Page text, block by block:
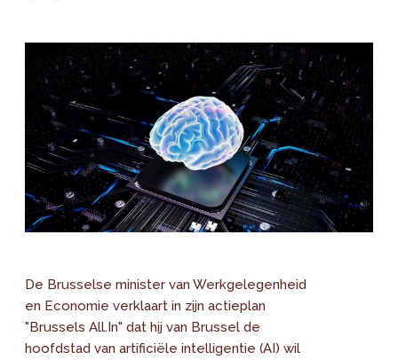
De Brusselse minister van Werkgelegenheid
en Economie verklaart in zijn actieplan
"Brussels All.In" dat hij van Brussel de
hoofdstad van artificiële intelligentie (AI) wil